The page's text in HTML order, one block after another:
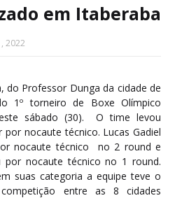
em Itaberaba
2022
do Professor Dunga da cidade de
1º torneiro de Boxe Olímpico
sábado (30). O time levou
nocaute técnico. Lucas Gadiel
nocaute técnico no 2 round e
por nocaute técnico no 1 round.
suas categoria a equipe teve o
entre as 8 cidades